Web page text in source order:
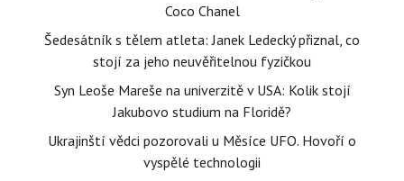
Coco Chanel
Šedesátník s tělem atleta: Janek Ledecký přiznal, co
stojí za jeho neuvěřitelnou fyzičkou
Syn Leoše Mareše na univerzitě v USA: Kolik stojí
Jakubovo studium na Floridě?
Ukrajinští vědci pozorovali u Měsíce UFO. Hovoří o
vyspělé technologii